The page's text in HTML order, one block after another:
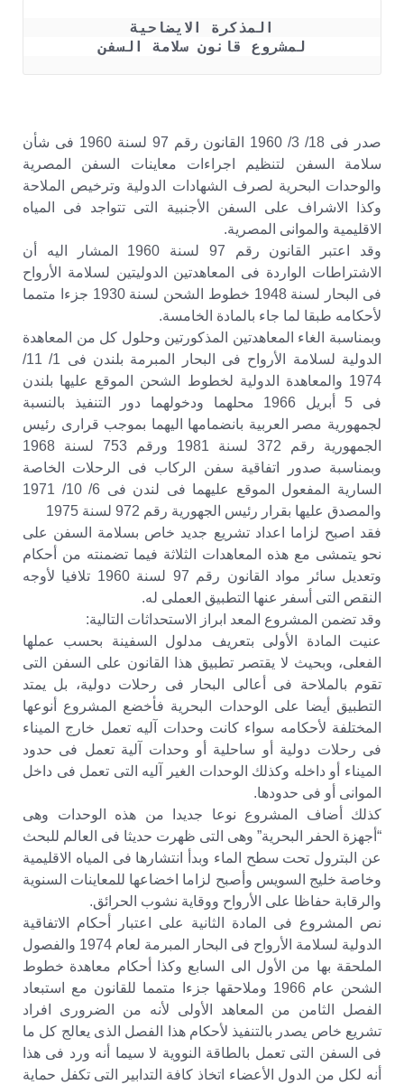
المذكرة الايضاحية
لمشروع قانون سلامة السفن
صدر فى 18/ 3/ 1960 القانون رقم 97 لسنة 1960 فى شأن
سلامة السفن لتنظيم اجراءات معاينات السفن المصرية
والوحدات البحرية لصرف الشهادات الدولية وترخيص الملاحة
وكذا الاشراف على السفن الأجنبية التى تتواجد فى المياه
الاقليمية والموانى المصرية.
وقد اعتبر القانون رقم 97 لسنة 1960 المشار اليه أن
الاشتراطات الواردة فى المعاهدتين الدوليتين لسلامة الأرواح
فى البحار لسنة 1948 خطوط الشحن لسنة 1930 جزءا متمما
لأحكامه طبقا لما جاء بالمادة الخامسة.
وبمناسبة الغاء المعاهدتين المذكورتين وحلول كل من المعاهدة
الدولية لسلامة الأرواح فى البحار المبرمة بلندن فى 1/ 11/
1974 والمعاهدة الدولية لخطوط الشحن الموقع عليها بلندن
فى 5 أبريل 1966 محلهما ودخولهما دور التنفيذ بالنسبة
لجمهورية مصر العربية بانضمامها اليهما بموجب قرارى رئيس
الجمهورية رقم 372 لسنة 1981 ورقم 753 لسنة 1968
وبمناسبة صدور اتفاقية سفن الركاب فى الرحلات الخاصة
السارية المفعول الموقع عليهما فى لندن فى 6/ 10/ 1971
والمصدق عليها بقرار رئيس الجهورية رقم 972 لسنة 1975
فقد اصبح لزاما اعداد تشريع جديد خاص بسلامة السفن على
نحو يتمشى مع هذه المعاهدات الثلاثة فيما تضمنته من أحكام
وتعديل سائر مواد القانون رقم 97 لسنة 1960 تلافيا لأوجه
النقص التى أسفر عنها التطبيق العملى له.
وقد تضمن المشروع المعد ابراز الاستحداثات التالية:
عنيت المادة الأولى بتعريف مدلول السفينة بحسب عملها
الفعلى، وبحيث لا يقتصر تطبيق هذا القانون على السفن التى
تقوم بالملاحة فى أعالى البحار فى رحلات دولية، بل يمتد
التطبيق أيضا على الوحدات البحرية فأخضع المشروع أنوعها
المختلفة لأحكامه سواء كانت وحدات آليه تعمل خارج الميناء
فى رحلات دولية أو ساحلية أو وحدات آلية تعمل فى حدود
الميناء أو داخله وكذلك الوحدات الغير آليه التى تعمل فى داخل
الموانى أو فى حدودها.
كذلك أضاف المشروع نوعا جديدا من هذه الوحدات وهى
“أجهزة الحفر البحرية” وهى التى ظهرت حديثا فى العالم للبحث
عن البترول تحت سطح الماء وبدأ انتشارها فى المياه الاقليمية
وخاصة خليج السويس وأصبح لزاما اخضاعها للمعاينات السنوية
والرقابة حفاظا على الأرواح ووقاية نشوب الحرائق.
نص المشروع فى المادة الثانية على اعتبار أحكام الاتفاقية
الدولية لسلامة الأرواح فى البحار المبرمة لعام 1974 والفصول
الملحقة بها من الأول الى السابع وكذا أحكام معاهدة خطوط
الشحن عام 1966 وملاحقها جزءا متمما للقانون مع استبعاد
الفصل الثامن من المعاهد الأولى لأنه من الضرورى افراد
تشريع خاص يصدر بالتنفيذ لأحكام هذا الفصل الذى يعالج كل ما
فى السفن التى تعمل بالطاقة النووية لا سيما أنه ورد فى هذا
أنه لكل من الدول الأعضاء اتخاذ كافة التدابير التى تكفل حماية